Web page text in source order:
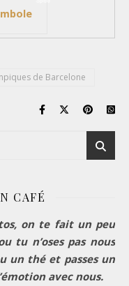
de Barcelone
CAFÉ
on te fait un peu
tu n’oses pas nous
un thé et passes un
avec nous.